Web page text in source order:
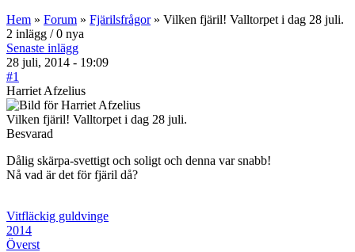
Hem » Forum » Fjärilsfrågor» Vilken fjäril! Valltorpet i dag 28 juli.
2 inlägg / 0 nya
Senaste inlägg
28 juli, 2014 - 19:09
#1
Harriet Afzelius
Vilken fjäril! Valltorpet i dag 28 juli.
Besvarad
Dålig skärpa-svettigt och soligt och denna var snabb!
Nå vad är det för fjäril då?
Vitfläckig guldvinge
2014
Överst